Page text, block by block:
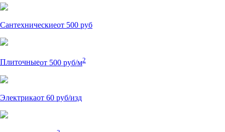
Сантехническиеот 500 руб
Плиточныеот 500 руб/м2
Электрикаот 60 руб/изд